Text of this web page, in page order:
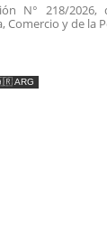
N° 218/
Comercio y de la
ARG